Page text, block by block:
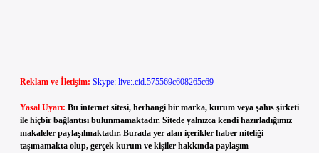
Reklam ve İletişim: Skype: live:.cid.575569c608265c69
Yasal Uyarı: Bu internet sitesi, herhangi bir marka, kurum veya şahıs şirketi
ile hiçbir bağlantısı bulunmamaktadır. Sitede yalnızca kendi hazırladığımız
makaleler paylaşılmaktadır. Burada yer alan içerikler haber niteliği
taşımamakta olup, gerçek kurum ve kişiler hakkında paylaşım